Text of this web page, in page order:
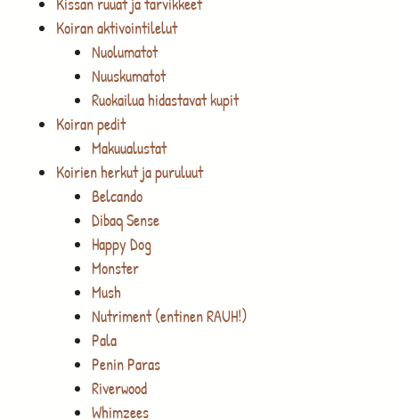
Koiran aktivointilelut
Nuolumatot
Nuuskumatot
Ruokailua hidastavat kupit
Koiran pedit
Makuualustat
Koirien herkut ja puruluut
Belcando
Dibaq Sense
Happy Dog
Monster
Mush
Nutriment (entinen RAUH!)
Pala
Penin Paras
Riverwood
Whimzees